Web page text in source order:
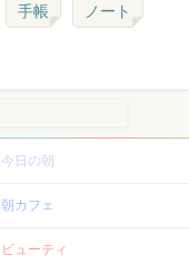
手帳 ノート
今日の朝
朝カフェ
ビューティ